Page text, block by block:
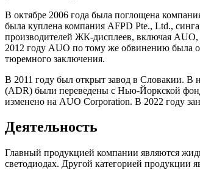
В октябре 2006 года была поглощена
была куплена компания AFPD Pte., Ltd.,
производителей ЖК-дисплеев, включая
2012 году AUO по тому же обвинению была
тюремного заключения.
В 2011 году был открыт завод в Словакии. В
(ADR) были переведены с Нью-Йоркской
изменено на AUO Corporation. В 2022 году
Деятельность
Главный продукцией компании являются
светодиодах. Другой категорией продукции